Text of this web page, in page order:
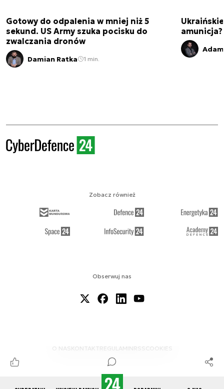
Gotowy do odpalenia w mniej niż 5
sekund. US Army szuka pocisku do
zwalczania dronów
Damian Ratka 1 min.
amunicja?
Obserwuj nas
O NAS KONTAKTREGULAMINRSS COOKIES
Zobacz również